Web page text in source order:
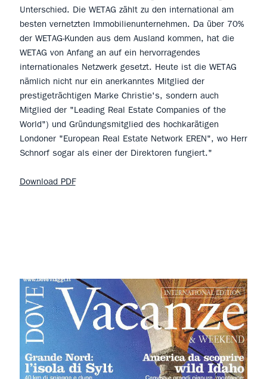
Unterschied. Die WETAG zählt zu den international am
besten vernetzten Immobilienunternehmen. Da über 70%
der WETAG-Kunden aus dem Ausland kommen, hat die
WETAG von Anfang an auf ein hervorragendes
internationales Netzwerk gesetzt. Heute ist die WETAG
nämlich nicht nur ein anerkanntes Mitglied der
prestigeträchtigen Marke Christie's, sondern auch
Mitglied der "Leading Real Estate Companies of the
World") und Gründungsmitglied des hochkarätigen
Londoner "European Real Estate Network EREN", wo Herr
Schnorf sogar als einer der Direktoren fungiert."
Download PDF